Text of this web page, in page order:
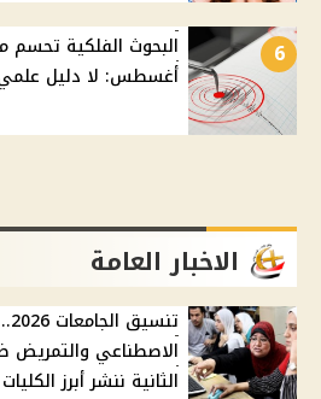
6
أغسطس: لا دليل
الاخبار العامة
الاصطناعي والتمريض
الثانية ننشر أبرز